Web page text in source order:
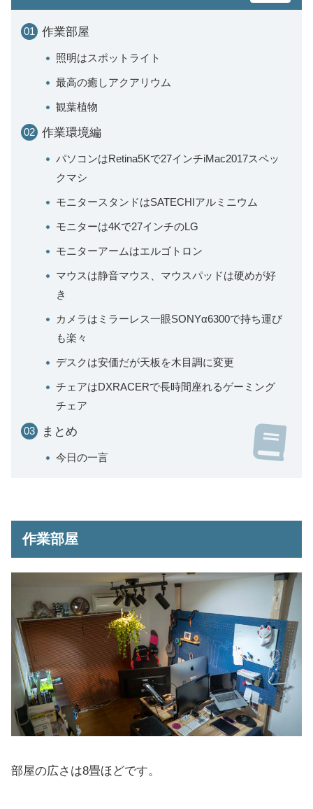
作業部屋
照明はスポットライト
最高の癒しアクアリウム
観葉植物
作業環境編
パソコンはRetina5Kで27インチiMac2017スペッ
クマシ
モニタースタンドはSATECHIアルミニウム
モニターは4Kで27インチのLG
モニターアームはエルゴトロン
マウスは静音マウス、マウスパッドは硬めが好
き
カメラはミラーレス一眼SONYα6300で持ち運び
も楽々
デスクは安価だが天板を木目調に変更
チェアはDXRACERで長時間座れるゲーミング
チェア
まとめ
今日の一言
作業部屋
部屋の広さは8畳ほどです。